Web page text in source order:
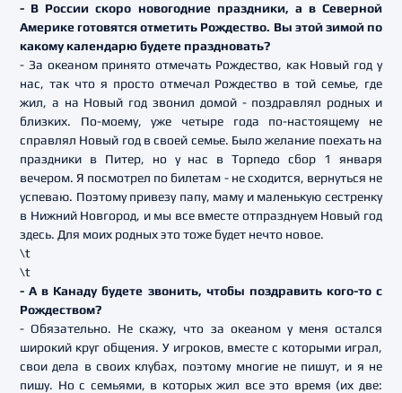
- В России скоро новогодние праздники, а в Северной
Америке готовятся отметить Рождество. Вы этой зимой по
какому календарю будете праздновать?
- За океаном принято отмечать Рождество, как Новый год у
нас, так что я просто отмечал Рождество в той семье, где
жил, а на Новый год звонил домой - поздравлял родных и
близких. По-моему, уже четыре года по-настоящему не
справлял Новый год в своей семье. Было желание поехать на
праздники в Питер, но у нас в Торпедо сбор 1 января
вечером. Я посмотрел по билетам - не сходится, вернуться не
успеваю. Поэтому привезу папу, маму и маленькую сестренку
в Нижний Новгород, и мы все вместе отпразднуем Новый год
здесь. Для моих родных это тоже будет нечто новое.
\t
\t
- А в Канаду будете звонить, чтобы поздравить кого-то с
Рождеством?
- Обязательно. Не скажу, что за океаном у меня остался
широкий круг общения. У игроков, вместе с которыми играл,
свои дела в своих клубах, поэтому многие не пишут, и я не
пишу. Но с семьями, в которых жил все это время (их две: